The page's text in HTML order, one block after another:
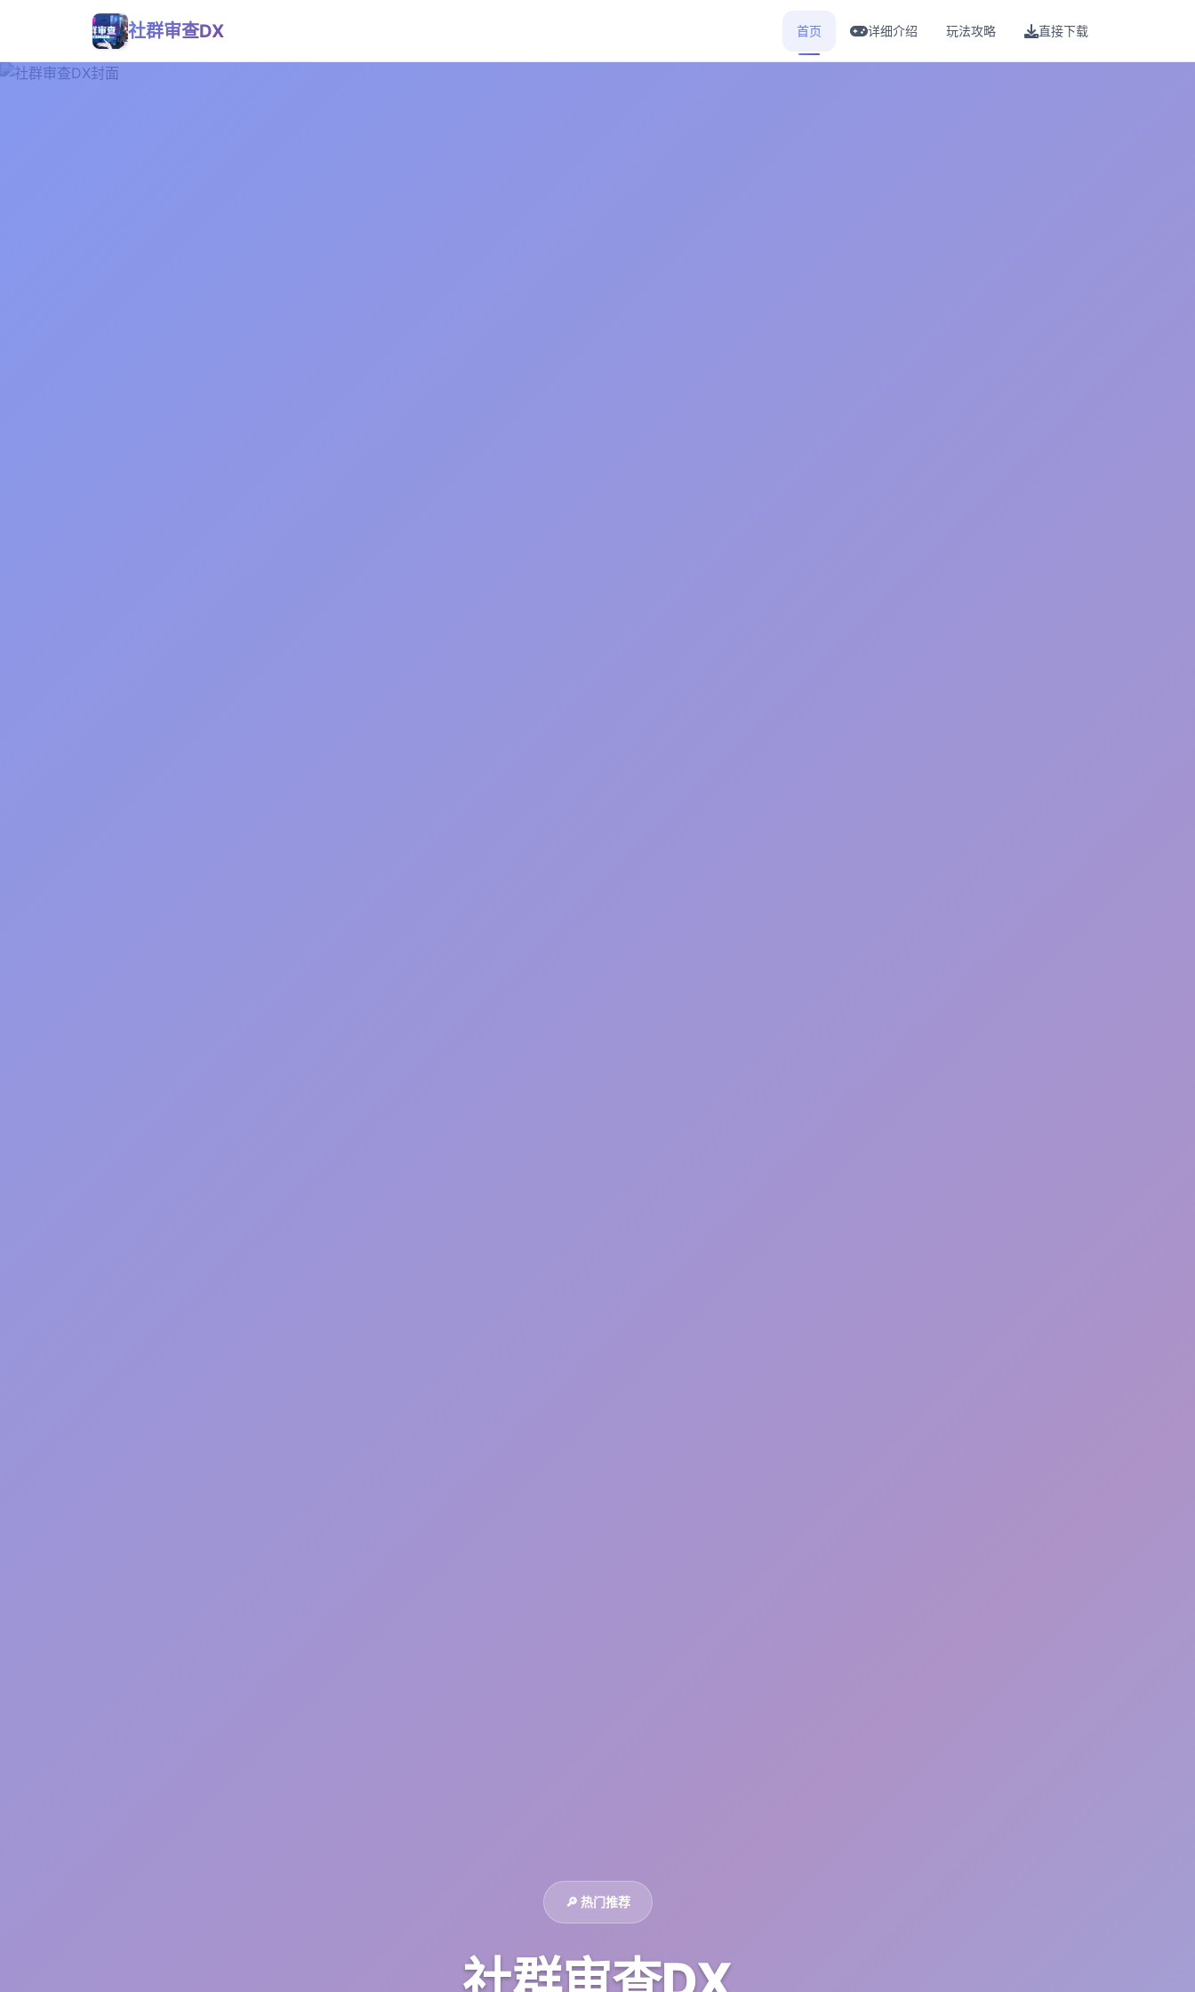
社群审查DX 首页 详细介绍 玩法攻略 直接下载
🔎 热门推荐